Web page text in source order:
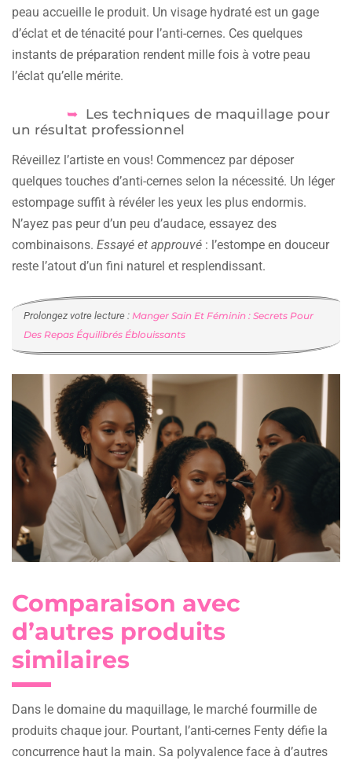
peau accueille le produit. Un visage hydraté est un gage
d’éclat et de ténacité pour l’anti-cernes. Ces quelques
instants de préparation rendent mille fois à votre peau
l’éclat qu’elle mérite.
Les techniques de maquillage pour
un résultat professionnel
Réveillez l’artiste en vous! Commencez par déposer
quelques touches d’anti-cernes selon la nécessité. Un léger
estompage suffit à révéler les yeux les plus endormis.
N’ayez pas peur d’un peu d’audace, essayez des
combinaisons. Essayé et approuvé : l’estompe en douceur
reste l’atout d’un fini naturel et resplendissant.
Prolongez votre lecture : Manger Sain Et Féminin : Secrets Pour
Des Repas Équilibrés Éblouissants
Comparaison avec
d’autres produits
similaires
Dans le domaine du maquillage, le marché fourmille de
produits chaque jour. Pourtant, l’anti-cernes Fenty défie la
concurrence haut la main. Sa polyvalence face à d’autres